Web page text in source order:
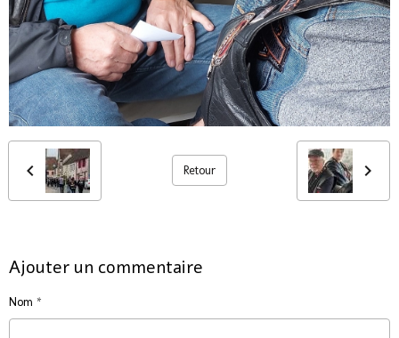
Retour
Ajouter un commentaire
Nom